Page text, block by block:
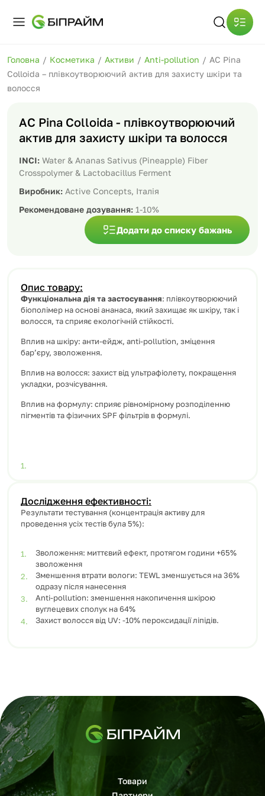
Головна / Косметика / Активи / Anti-pollution / AC Pina
Colloida – плівкоутворюючий актив для захисту шкіри та
волосся
AC Pina Colloida - плівкоутворюючий
актив для захисту шкіри та волосся
INCI: Water & Ananas Sativus (Pineapple) Fiber
Crosspolymer & Lactobacillus Ferment
Виробник: Active Concepts, Італія
Рекомендоване дозування: 1-10%
Додати до списку бажань
Опис товару:
Функціональна дія та застосування: плівкоутворюючий
біополімер на основі ананаса, який захищає як шкіру, так і
волосся, та сприяє екологічній стійкості.
Вплив на шкіру: анти-ейдж, anti-pollution, зміцення
бар’єру, зволоження.
Вплив на волосся: захист від ультрафіолету, покращення
укладки, розчісування.
Вплив на формулу: сприяє рівномірному розподіленню
пігментів та фізичних SPF фільтрів в формулі.
Дослідження ефективності:
Результати тестування (концентрація активу для
проведення усіх тестів була 5%):
Зволоження: миттєвий ефект, протягом години +65%
зволоження
Зменшення втрати вологи: TEWL зменшується на 36%
одразу після нанесення
Anti-pollution: зменшення накопичення шкірою
вуглецевих сполук на 64%
Захист волосся від UV: -10% пероксидації ліпідів.
Товари